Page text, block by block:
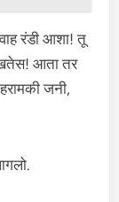
रंडी आशा! तू
आता तर
जनी,